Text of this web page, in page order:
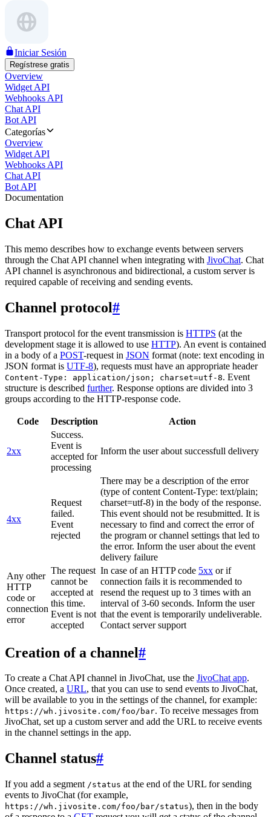
Iniciar Sesión
Regístrese gratis
Overview
Widget API
Webhooks API
Chat API
Bot API
Categorías
Overview
Widget API
Webhooks API
Chat API
Bot API
Documentation
Chat API
This memo describes how to exchange events between servers
through the Chat API channel when integrating with JivoChat. Chat
API channel is asynchronous and bidirectional, a custom server is
required capable of receiving and sending events.
Channel protocol#
Transport protocol for the event transmission is HTTPS (at the
development stage it is allowed to use HTTP). An event is contained
in a body of a POST-request in JSON format (note: text encoding in
JSON format is UTF-8), requests must have an appropriate header
Content-Type: application/json; charset=utf-8. Event
structure is described further. Response options are divided into 3
groups according to the HTTP-response code.
Code Description Action
2xx
Success.
Event is
accepted for
processing
Inform the user about successfull delivery
4xx
Request
failed.
Event
rejected
There may be a description of the error
(type of content Content-Type: text/plain;
charset=utf-8) in the body of the response.
This event should not be resubmitted. It is
necessary to find and correct the error of
the program or channel settings that led to
the error. Inform the user about the event
delivery failure
Any other
HTTP
code or
connection
error
The request
cannot be
accepted at
this time.
Event is not
accepted
In case of an HTTP code 5xx or if
connection fails it is recommended to
resend the request up to 3 times with an
interval of 3-60 seconds. Inform the user
that the event is temporarily undeliverable.
Contact server support
Creation of a channel#
To create a Chat API channel in JivoChat, use the JivoChat app.
Once created, a URL, that you can use to send events to JivoChat,
will be available to you in the settings of the channel, for example:
https://wh.jivosite.com/foo/bar. To receive messages from
JivoChat, set up a custom server and add the URL to receive events
in the channel settings in the app.
Channel status#
If you add a segment /status at the end of the URL for sending
events to JivoChat (for example,
https://wh.jivosite.com/foo/bar/status), then in the body